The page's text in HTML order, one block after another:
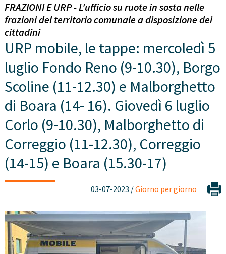
FRAZIONI E URP - L'ufficio su ruote in sosta nelle
frazioni del territorio comunale a disposizione dei
cittadini
URP mobile, le tappe: mercoledì 5
luglio Fondo Reno (9-10.30), Borgo
Scoline (11-12.30) e Malborghetto
di Boara (14- 16). Giovedì 6 luglio
Corlo (9-10.30), Malborghetto di
Correggio (11-12.30), Correggio
(14-15) e Boara (15.30-17)
03-07-2023 /Giorno per giorno